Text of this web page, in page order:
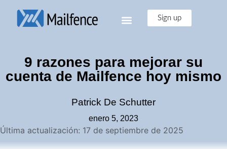
Sign up
9 razones para mejorar su
cuenta de Mailfence hoy mismo
Patrick De Schutter
enero 5, 2023
Última actualización: 17 de septiembre de 2025